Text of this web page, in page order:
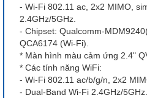
- Wi-Fi 802.11 ac, 2x2 MIMO,
2.4GHz/5GHz.
- Chipset: Qualcomm-
QCA6174 (Wi-Fi).
* Màn hình màu cảm ứng 2.4"
* Các tính năng WiFi:
- Wi-Fi 802.11 ac/b/g/n, 2x2
- Dual-Band Wi-Fi 2.4GHz/5GHz.